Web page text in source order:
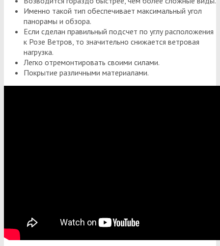
Именно такой тип обеспечивает максимальный угол
панорамы и обзора.
Если сделан правильный подсчет по углу расположения
к Розе Ветров, то значительно снижается ветровая
нагрузка.
Легко отремонтировать своими силами.
Покрытие различными материалами.